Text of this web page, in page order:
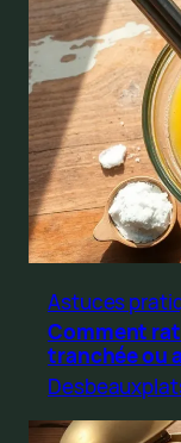
Astuces
Comment
tranchée ou